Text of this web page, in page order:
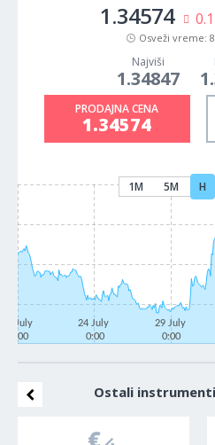
1.34574
Osveži vreme:
Najviši
1.34847
PRODAJNA CENA
1.34574
1M 5M H
21 July
0:00
24 July
0:00
29 July
0:00
Ostali